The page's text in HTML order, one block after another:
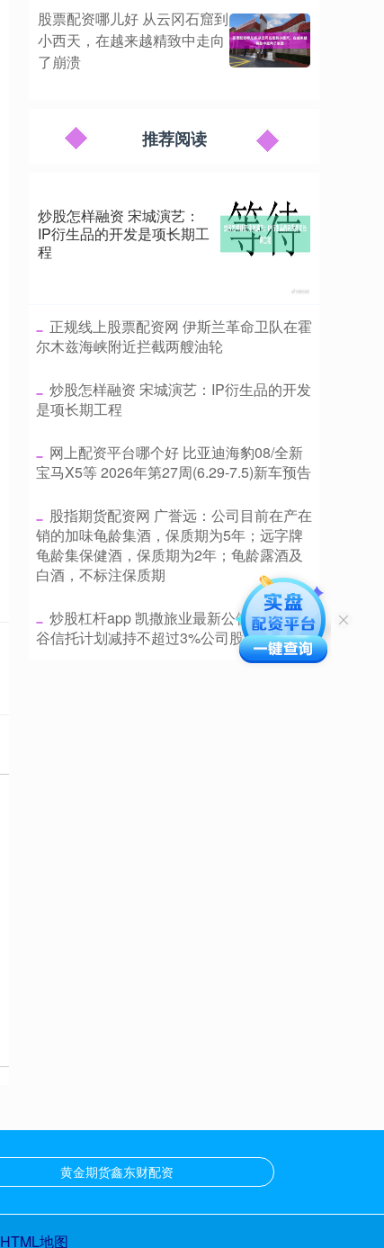
股票配资哪儿好 从云冈石窟到
小西天，在越来越精致中走向
了崩溃
推荐阅读
炒股怎样融资 宋城演艺：
IP衍生品的开发是项长期工
程
​正规线上股票配资网 伊斯兰革命卫队在霍
尔木兹海峡附近拦截两艘油轮
​炒股怎样融资 宋城演艺：IP衍生品的开发
是项长期工程
​网上配资平台哪个好 比亚迪海豹08/全新
宝马X5等 2026年第27周(6.29-7.5)新车预告
​股指期货配资网 广誉远：公司目前在产在
销的加味龟龄集酒，保质期为5年；远字牌
龟龄集保健酒，保质期为2年；龟龄露酒及
白酒，不标注保质期
​炒股杠杆app 凯撒旅业最新公告：股东金
谷信托计划减持不超过3%公司股份
黄金期货鑫东财配资
HTML地图